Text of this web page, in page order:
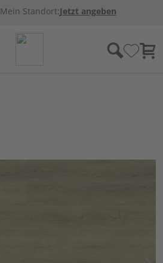
Mein Standort:Jetzt angeben